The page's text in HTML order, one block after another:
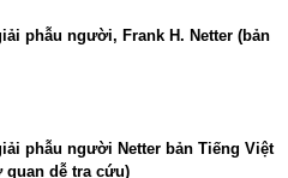
phẫu người, Frank H. Netter (bản
phẫu người Netter bản Tiếng Việt
quan dễ tra cứu)